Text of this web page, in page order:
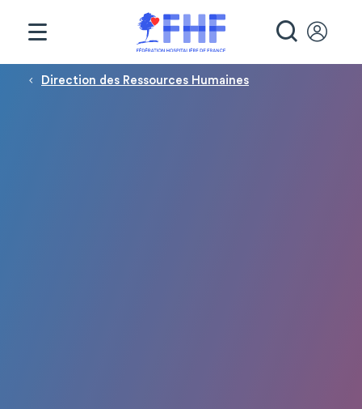
Fil d'Ariane
Direction des Ressources Humaines
Panneau de gestion des cookies